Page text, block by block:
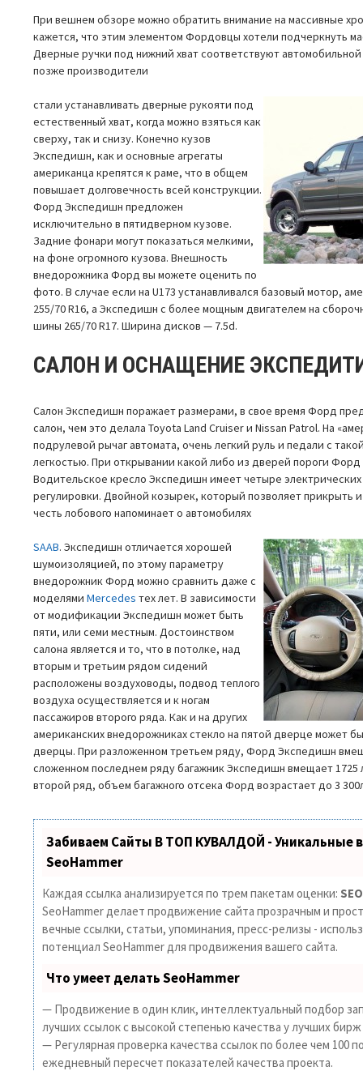
При вешнем обзоре можно обратить внимание на массивные
кажется, что этим элементом Фордовцы хотели подчеркнуть
Дверные ручки под нижний хват соответствуют
позже производители
стали устанавливать дверные рукояти под
естественный хват, когда можно взяться как
сверху, так и снизу. Конечно кузов
Экспедишн, как и основные агрегаты
американца крепятся к раме, что в общем
повышает долговечность всей конструкции.
Форд Экспедишн предложен
исключительно в пятидверном кузове.
Задние фонари могут показаться мелкими,
на фоне огромного кузова. Внешность
внедорожника Форд вы можете оценить по
фото. В случае если на U173 устанавливался базовый мотор,
255/70 R16, а Экспедишн с более мощным двигателем на
шины 265/70 R17. Ширина дисков — 7.5d.
САЛОН И ОСНАЩЕНИЕ
Салон Экспедишн поражает размерами, в свое время Форд
салон, чем это делала Toyota Land Cruiser и Nissan Patrol. На
подрулевой рычаг автомата, очень легкий руль и педали с
легкостью. При открывании какой либо из дверей пороги
Водительское кресло Экспедишн имеет четыре
регулировки. Двойной козырек, который позволяет прикрыть и
честь лобового напоминает о автомобилях
SAAB. Экспедишн отличается хорошей
шумоизоляцией, по этому параметру
внедорожник Форд можно сравнить даже с
моделямиMercedes тех лет. В зависимости
от модификации Экспедишн может быть
пяти, или семи местным. Достоинством
салона является и то, что в потолке, над
вторым и третьим рядом сидений
расположены воздуховоды, подвод теплого
воздуха осуществляется и к ногам
пассажиров второго ряда. Как и на других
американских внедорожниках стекло на пятой дверце может
дверцы. При разложенном третьем ряду, Форд Экспедишн
сложенном последнем ряду багажник Экспедишн вмещает 1725
второй ряд, объем багажного отсека Форд возрастает до 3
Забиваем Сайты В ТОП КУВАЛДОЙ - Уникальные
SeoHammer
Каждая ссылка анализируется по трем пакетам оценки:
SeoHammer делает продвижение сайта прозрачным и
вечные ссылки, статьи, упоминания, пресс-релизы -
потенциал SeoHammer для продвижения вашего сайта.
Что умеет делать SeoHammer
— Продвижение в один клик, интеллектуальный подбор
лучших ссылок с высокой степенью качества у лучших
— Регулярная проверка качества ссылок по более чем 100
ежедневный пересчет показателей качества проекта.